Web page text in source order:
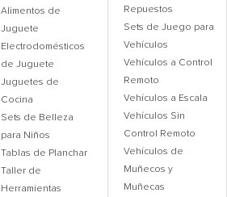
Alimentos de
Juguete
Electrodomésticos
de Juguete
Juguetes de
Cocina
Sets de Belleza
para Niños
Tablas de Planchar
Taller de
Herramientas
Repuestos
Sets de Juego para
Vehículos
Vehículos a Control
Remoto
Vehículos a Escala
Vehículos Sin
Control Remoto
Vehículos de
Muñecos y
Muñecas